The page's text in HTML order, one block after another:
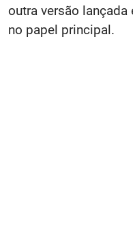
outra versão
no papel principal.